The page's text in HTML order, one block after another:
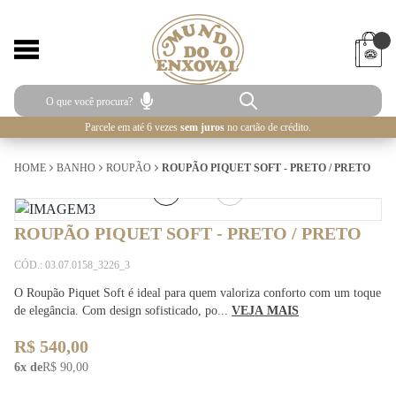
Parcele em até 6 vezes sem juros no cartão de crédito.
HOME BANHO ROUPÃO ROUPÃO PIQUET SOFT - PRETO / PRETO
ROUPÃO PIQUET SOFT - PRETO / PRETO
CÓD.: 03.07.0158_3226_3
O Roupão Piquet Soft é ideal para quem valoriza conforto com um toque
de elegância. Com design sofisticado, po... VEJA MAIS
R$ 540,00
6x deR$ 90,00